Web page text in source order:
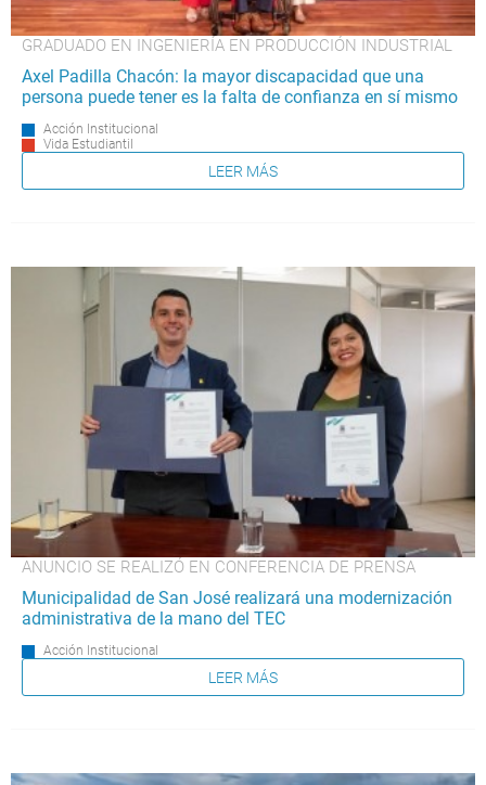
GRADUADO EN INGENIERÍA EN PRODUCCIÓN INDUSTRIAL
Axel Padilla Chacón: la mayor discapacidad que una
persona puede tener es la falta de confianza en sí mismo
Acción Institucional
Vida Estudiantil
LEER MÁS
ANUNCIO SE REALIZÓ EN CONFERENCIA DE PRENSA
Municipalidad de San José realizará una modernización
administrativa de la mano del TEC
Acción Institucional
LEER MÁS